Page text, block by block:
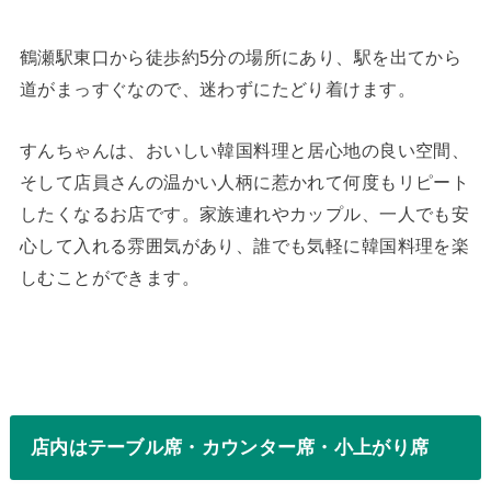
鶴瀬駅東口から徒歩約5分の場所にあり、駅を出てから
道がまっすぐなので、迷わずにたどり着けます。
すんちゃんは、おいしい韓国料理と居心地の良い空間、
そして店員さんの温かい人柄に惹かれて何度もリピート
したくなるお店です。家族連れやカップル、一人でも安
心して入れる雰囲気があり、誰でも気軽に韓国料理を楽
しむことができます。
店内はテーブル席・カウンター席・小上がり席